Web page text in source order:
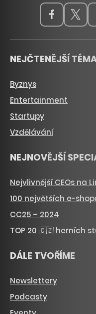
NEJČTENĚJŠÍ
Byznys
Entertainment
Startupy
Vzdělávání
NEJNOVĚJŠÍ
Nejvlivnější CEOs na
100 největších e-
CC25 – 2024
TOP 20 🇨🇿 herních
DÁLE TVOŘÍME
Newslettery
Podcasty